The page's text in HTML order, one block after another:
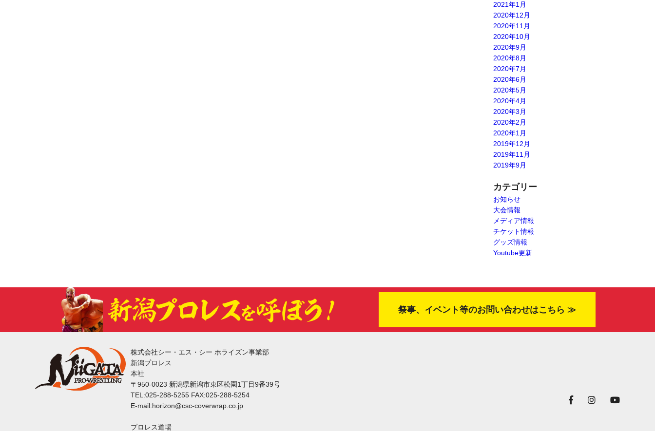
2021年1月
2020年12月
2020年11月
2020年10月
2020年9月
2020年8月
2020年7月
2020年6月
2020年5月
2020年4月
2020年3月
2020年2月
2020年1月
2019年12月
2019年11月
2019年9月
カテゴリー
お知らせ
大会情報
メディア情報
チケット情報
グッズ情報
Youtube更新
祭事、イベント等のお問い合わせはこちら ≫
株式会社シー・エス・シー ホライズン事業部
新潟プロレス
本社
〒950-0023 新潟県新潟市東区松園1丁目9番39号
TEL:025-288-5255 FAX:025-288-5254
E-mail:horizon@csc-coverwrap.co.jp
プロレス道場